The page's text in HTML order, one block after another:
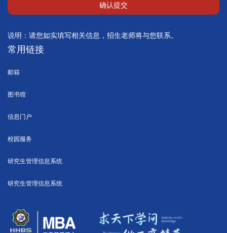
确认提交
说明：请您如实填写相关信息，招生老师将与您联系。
常用链接
邮箱
图书馆
信息门户
校园服务
研究生管理信息系统
研究生管理信息系统